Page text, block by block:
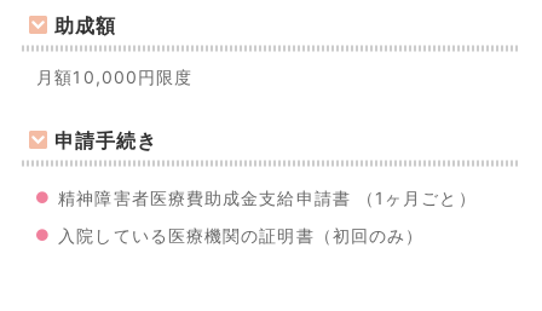
助成額
月額10,000円限度
申請手続き
精神障害者医療費助成金支給申請書 （1ヶ月ごと）
入院している医療機関の証明書（初回のみ）